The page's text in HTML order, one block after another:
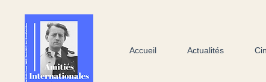
Accueil Actualités